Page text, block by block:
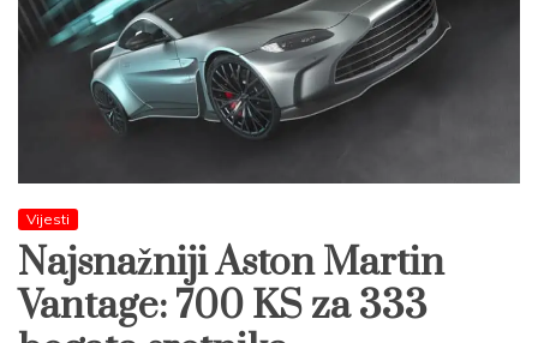
Vijesti
Najsnažniji Aston Martin
Vantage: 700 KS za 333